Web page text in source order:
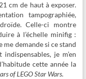
cm de haut à exposer.
tampographiée,
Celle-ci montre
à l’échelle minifig :
demande si ce stand
je m’en
cette année la
of LEGO Star Wars.